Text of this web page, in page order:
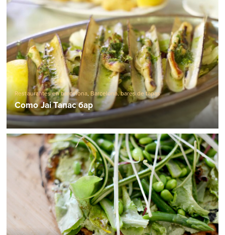
Restaurantes en barcelona, Barcelona, ​​bares de tapas
Como Jai Тапас бар